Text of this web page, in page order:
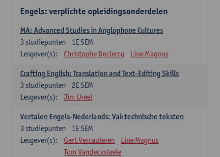
Engels: verplichte opleidingsonderdelen
MA: Advanced Studies in Anglophone Cultures
1E SEM
3 studiepunten
Lesgever(s):
Christophe Declercq Line Magnus
Crafting English: Translation and Text-Editing Skills
2E SEM
3 studiepunten
Lesgever(s):
Jim Ureel
Vertalen Engels-Nederlands: Vaktechnische teksten
1E SEM
3 studiepunten
Lesgever(s):
Gert Vercauteren
Line Magnus
Tom Vandecasteele